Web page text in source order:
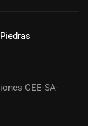
CEE-SA-